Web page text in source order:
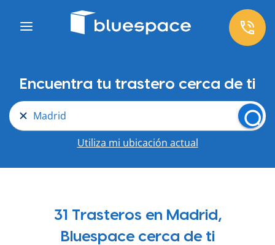
Encuentra tu trastero cerca de ti
Madrid
Utiliza mi ubicación actual
31 Trasteros en Madrid,
Bluespace cerca de ti